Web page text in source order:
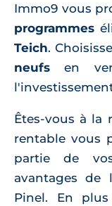
Immo9 vous
programmes
Teich.
neufs en
Êtes-vous à la
rentable vous
partie de
avantages de
Pinel. En